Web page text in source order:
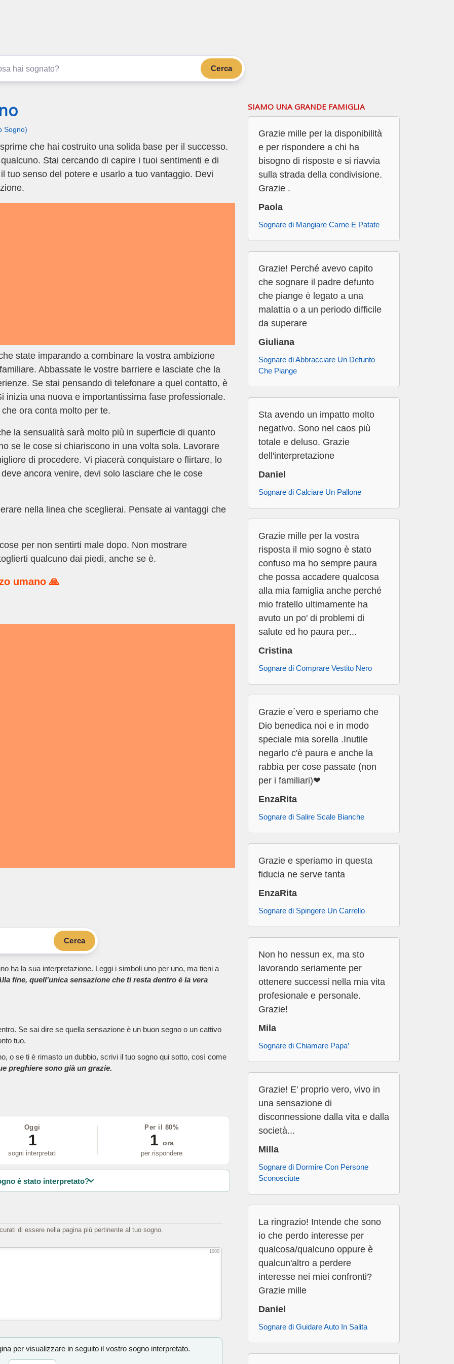
Cerca
Sogno)
che hai costruito una solida base per il successo.
Stai cercando di capire i tuoi sentimenti e di
tuo senso del potere e usarlo a tuo vantaggio. Devi
state imparando a combinare la vostra ambizione
Abbassate le vostre barriere e lasciate che la
Se stai pensando di telefonare a quel contatto, è
inizia una nuova e importantissima fase professionale.
ora conta molto per te.
la sensualità sarà molto più in superficie di quanto
se le cose si chiariscono in una volta sola. Lavorare
di procedere. Vi piacerà conquistare o flirtare, lo
ancora venire, devi solo lasciare che le cose
nella linea che sceglierai. Pensate ai vantaggi che
per non sentirti male dopo. Non mostrare
qualcuno dai piedi, anche se è.
umano 🙏
Cerca
ha la sua interpretazione. Leggi i simboli uno per uno, ma tieni a
fine, quell’unica sensazione che ti resta dentro è la vera
Se sai dire se quella sensazione è un buon segno o un cattivo
tuo.
o se ti è rimasto un dubbio, scrivi il tuo sogno qui sotto, così come
preghiere sono già un grazie.
Oggi
1
sogni interpretati
Per il 80%
1 ora
per rispondere
è stato interpretato?
di essere nella pagina più pertinente al tuo sogno.
1000
per visualizzare in seguito il vostro sogno interpretato.
SIAMO UNA GRANDE FAMIGLIA
Grazie mille per la disponibilità
e per rispondere a chi ha
bisogno di risposte e si riavvia
sulla strada della condivisione.
Grazie .
Paola
Sognare di Mangiare Carne E Patate
Grazie! Perché avevo capito
che sognare il padre defunto
che piange è legato a una
malattia o a un periodo difficile
da superare
Giuliana
Sognare di Abbracciare Un Defunto
Che Piange
Sta avendo un impatto molto
negativo. Sono nel caos più
totale e deluso. Grazie
dell'interpretazione
Daniel
Sognare di Calciare Un Pallone
Grazie mille per la vostra
risposta il mio sogno è stato
confuso ma ho sempre paura
che possa accadere qualcosa
alla mia famiglia anche perché
mio fratello ultimamente ha
avuto un po' di problemi di
salute ed ho paura per...
Cristina
Sognare di Comprare Vestito Nero
Grazie e`vero e speriamo che
Dio benedica noi e in modo
speciale mia sorella .Inutile
negarlo c'è paura e anche la
rabbia per cose passate (non
per i familiari)❤
EnzaRita
Sognare di Salire Scale Bianche
Grazie e speriamo in questa
fiducia ne serve tanta
EnzaRita
Sognare di Spingere Un Carrello
Non ho nessun ex, ma sto
lavorando seriamente per
ottenere successi nella mia vita
profesionale e personale.
Grazie!
Mila
Sognare di Chiamare Papa’
Grazie! E' proprio vero, vivo in
una sensazione di
disconnessione dalla vita e dalla
società...
Milla
Sognare di Dormire Con Persone
Sconosciute
La ringrazio! Intende che sono
io che perdo interesse per
qualcosa/qualcuno oppure è
qualcun'altro a perdere
interesse nei miei confronti?
Grazie mille
Daniel
Sognare di Guidare Auto In Salita